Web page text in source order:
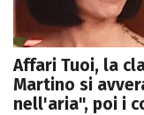
Affari Tuoi, la
Martino si
nell'aria", poi i